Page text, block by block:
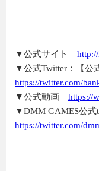
▼公式サイト
▼公式Twitter：【公
https://twitter.com/
▼公式動画 https://
▼DMM GAMES公
https://twitter.com/